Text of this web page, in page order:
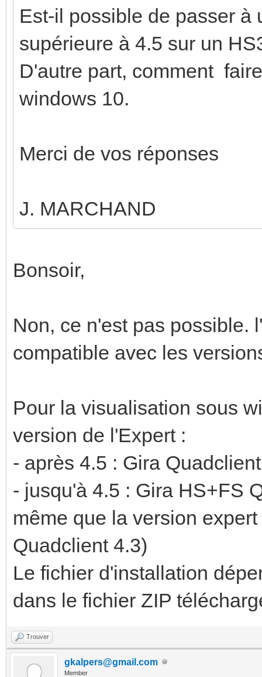
Est-il possible de passer à
supérieure à 4.5 sur un
D'autre part, comment
windows 10.
Merci de vos réponses
J. MARCHAND
Bonsoir,
Non, ce n'est pas possible.
compatible avec les
Pour la visualisation sous
version de l'Expert :
- après 4.5 : Gira
- jusqu'à 4.5 : Gira HS+FS
même que la version
Quadclient 4.3)
Le fichier d'installation
dans le fichier ZIP
Trouver
gkalpers@gmail.com
Member